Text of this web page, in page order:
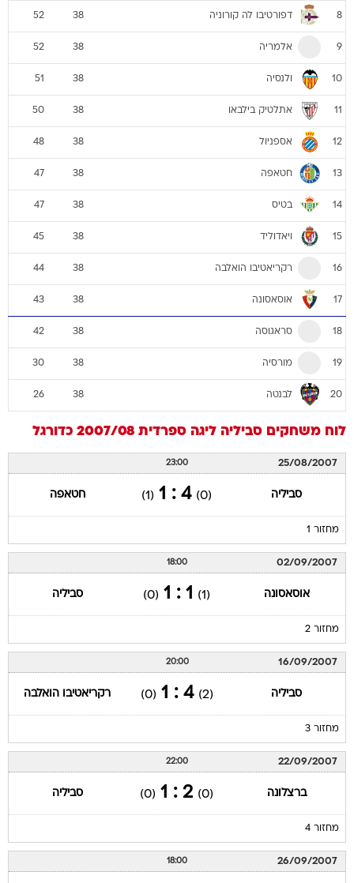
8 דפורטיבו לה קורוניה 38
52
9 אלמריה 38
52
10 ולנסיה 38
51
11 אתלטיק בילבאו 38
50
12 אספניול 38
48
13 חטאפה 38
47
14 בטיס 38
47
15 ויאדוליד 38
45
16 רקריאטיבו הואלבה 38
44
17 אוסאסונה 38
43
18 סראגוסה 38
42
19 מורסיה 38
30
20 לבנטה 38
26
לוח משחקים סביליה ליגה ספרדית 2007/08 כדורגל
25/08/2007
23:00
סביליה (0)
4 : 1
(1) חטאפה
מחזור 1
02/09/2007
18:00
אוסאסונה (1)
1 : 1
(0) סביליה
מחזור 2
16/09/2007
20:00
סביליה (2)
4 : 1
(0) רקריאטיבו הואלבה
מחזור 3
22/09/2007
22:00
ברצלונה (0)
2 : 1
(0) סביליה
מחזור 4
26/09/2007
18:00